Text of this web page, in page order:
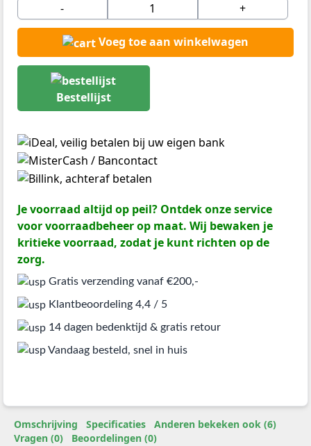
- +
Voeg toe aan winkelwagen
Bestellijst
Je voorraad altijd op peil? Ontdek onze service
voor voorraadbeheer op maat. Wij bewaken je
kritieke voorraad, zodat je kunt richten op de
zorg.
Gratis verzending vanaf €200,-
Klantbeoordeling 4,4 / 5
14 dagen bedenktijd & gratis retour
Vandaag besteld, snel in huis
Omschrijving Specificaties
Anderen bekeken ook (6)
Vragen (0)
Beoordelingen (0)